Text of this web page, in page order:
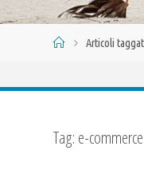
HomeArticoli
Tag: e-